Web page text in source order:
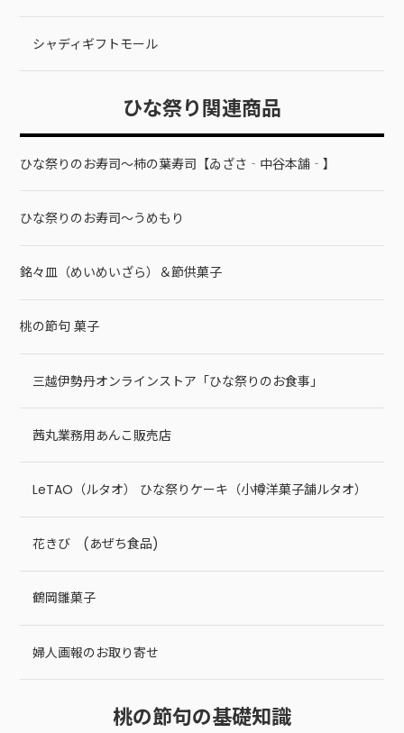
シャディギフトモール
ひな祭り関連商品
ひな祭りのお寿司～柿の葉寿司【ゐざさ‐中谷本舗‐】
ひな祭りのお寿司～うめもり
銘々皿（めいめいざら）＆節供菓子
桃の節句 菓子
三越伊勢丹オンラインストア「ひな祭りのお食事」
茜丸業務用あんこ販売店
LeTAO（ルタオ） ひな祭りケーキ（小樽洋菓子舗ルタオ）
花きび (あぜち食品)
鶴岡雛菓子
婦人画報のお取り寄せ
桃の節句の基礎知識